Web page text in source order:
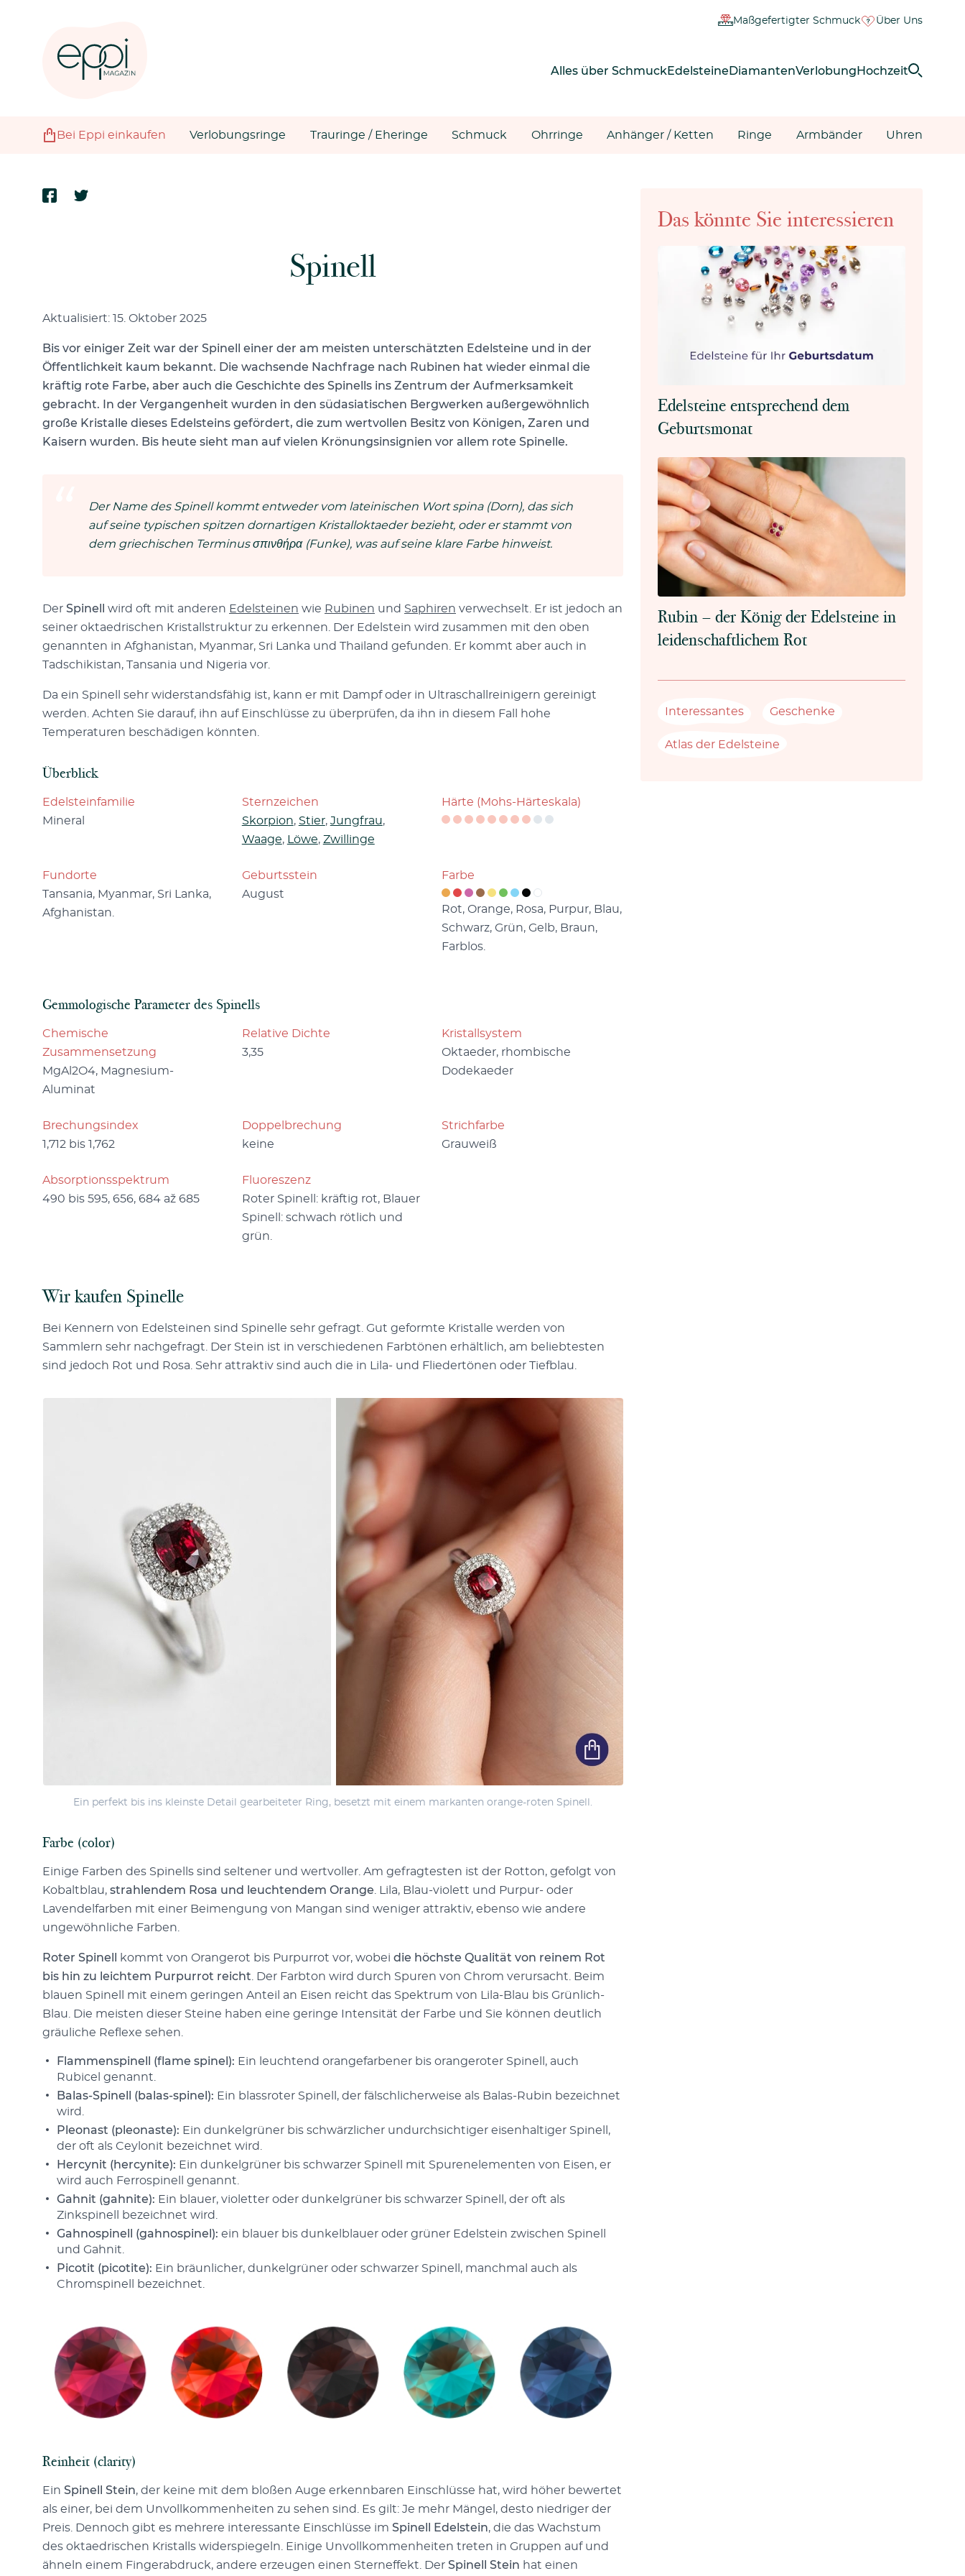
Maßgefertigter Schmuck Über Uns
Alles über SchmuckEdelsteine DiamantenVerlobung Hochzeit
Bei Eppi einkaufen Verlobungsringe Trauringe / Eheringe Schmuck Ohrringe Anhänger / Ketten Ringe Armbänder Uhren
Spinell
Aktualisiert: 15. Oktober 2025
Bis vor einiger Zeit war der Spinell einer der am meisten unterschätzten Edelsteine und in der
Öffentlichkeit kaum bekannt. Die wachsende Nachfrage nach Rubinen hat wieder einmal die
kräftig rote Farbe, aber auch die Geschichte des Spinells ins Zentrum der Aufmerksamkeit
gebracht. In der Vergangenheit wurden in den südasiatischen Bergwerken außergewöhnlich
große Kristalle dieses Edelsteins gefördert, die zum wertvollen Besitz von Königen, Zaren und
Kaisern wurden. Bis heute sieht man auf vielen Krönungsinsignien vor allem rote Spinelle.
Der Name des Spinell kommt entweder vom lateinischen Wort spina (Dorn), das sich
auf seine typischen spitzen dornartigen Kristalloktaeder bezieht, oder er stammt von
dem griechischen Terminus σπινθήρα (Funke), was auf seine klare Farbe hinweist.
Der Spinell wird oft mit anderen Edelsteinen wie Rubinen und Saphiren verwechselt. Er ist jedoch an
seiner oktaedrischen Kristallstruktur zu erkennen. Der Edelstein wird zusammen mit den oben
genannten in Afghanistan, Myanmar, Sri Lanka und Thailand gefunden. Er kommt aber auch in
Tadschikistan, Tansania und Nigeria vor.
Da ein Spinell sehr widerstandsfähig ist, kann er mit Dampf oder in Ultraschallreinigern gereinigt
werden. Achten Sie darauf, ihn auf Einschlüsse zu überprüfen, da ihn in diesem Fall hohe
Temperaturen beschädigen könnten.
Überblick
Edelsteinfamilie
Mineral
Sternzeichen
Skorpion, Stier, Jungfrau,
Waage, Löwe, Zwillinge
Härte (Mohs-Härteskala)
Fundorte
Tansania, Myanmar, Sri Lanka,
Afghanistan.
Geburtsstein
August
Farbe
Rot, Orange, Rosa, Purpur, Blau,
Schwarz, Grün, Gelb, Braun,
Farblos.
Gemmologische Parameter des Spinells
Chemische
Zusammensetzung
MgAl2O4, Magnesium-
Aluminat
Relative Dichte
3,35
Kristallsystem
Oktaeder, rhombische
Dodekaeder
Brechungsindex
1,712 bis 1,762
Doppelbrechung
keine
Strichfarbe
Grauweiß
Absorptionsspektrum
490 bis 595, 656, 684 až 685
Fluoreszenz
Roter Spinell: kräftig rot, Blauer
Spinell: schwach rötlich und
grün.
Wir kaufen Spinelle
Bei Kennern von Edelsteinen sind Spinelle sehr gefragt. Gut geformte Kristalle werden von
Sammlern sehr nachgefragt. Der Stein ist in verschiedenen Farbtönen erhältlich, am beliebtesten
sind jedoch Rot und Rosa. Sehr attraktiv sind auch die in Lila- und Fliedertönen oder Tiefblau.
Ein perfekt bis ins kleinste Detail gearbeiteter Ring, besetzt mit einem markanten orange-roten Spinell.
Farbe (color)
Einige Farben des Spinells sind seltener und wertvoller. Am gefragtesten ist der Rotton, gefolgt von
Kobaltblau, strahlendem Rosa und leuchtendem Orange . Lila, Blau-violett und Purpur- oder
Lavendelfarben mit einer Beimengung von Mangan sind weniger attraktiv, ebenso wie andere
ungewöhnliche Farben.
Roter Spinell kommt von Orangerot bis Purpurrot vor, wobei die höchste Qualität von reinem Rot
bis hin zu leichtem Purpurrot reicht . Der Farbton wird durch Spuren von Chrom verursacht. Beim
blauen Spinell mit einem geringen Anteil an Eisen reicht das Spektrum von Lila-Blau bis Grünlich-
Blau. Die meisten dieser Steine haben eine geringe Intensität der Farbe und Sie können deutlich
gräuliche Reflexe sehen.
Flammenspinell (flame spinel): Ein leuchtend orangefarbener bis orangeroter Spinell, auch
Rubicel genannt.
Balas-Spinell (balas-spinel): Ein blassroter Spinell, der fälschlicherweise als Balas-Rubin bezeichnet
wird.
Pleonast (pleonaste): Ein dunkelgrüner bis schwärzlicher undurchsichtiger eisenhaltiger Spinell,
der oft als Ceylonit bezeichnet wird.
Hercynit (hercynite): Ein dunkelgrüner bis schwarzer Spinell mit Spurenelementen von Eisen, er
wird auch Ferrospinell genannt.
Gahnit (gahnite): Ein blauer, violetter oder dunkelgrüner bis schwarzer Spinell, der oft als
Zinkspinell bezeichnet wird.
Gahnospinell (gahnospinel): ein blauer bis dunkelblauer oder grüner Edelstein zwischen Spinell
und Gahnit.
Picotit (picotite): Ein bräunlicher, dunkelgrüner oder schwarzer Spinell, manchmal auch als
Chromspinell bezeichnet.
Reinheit (clarity)
Ein Spinell Stein, der keine mit dem bloßen Auge erkennbaren Einschlüsse hat, wird höher bewertet
als einer, bei dem Unvollkommenheiten zu sehen sind. Es gilt: Je mehr Mängel, desto niedriger der
Preis. Dennoch gibt es mehrere interessante Einschlüsse im Spinell Edelstein, die das Wachstum
des oktaedrischen Kristalls widerspiegeln. Einige Unvollkommenheiten treten in Gruppen auf und
ähneln einem Fingerabdruck, andere erzeugen einen Sterneffekt. Der Spinell Stein hat einen
Das könnte Sie interessieren
Edelsteine entsprechend dem
Geburtsmonat
Rubin – der König der Edelsteine in
leidenschaftlichem Rot
Interessantes Geschenke
Atlas der Edelsteine